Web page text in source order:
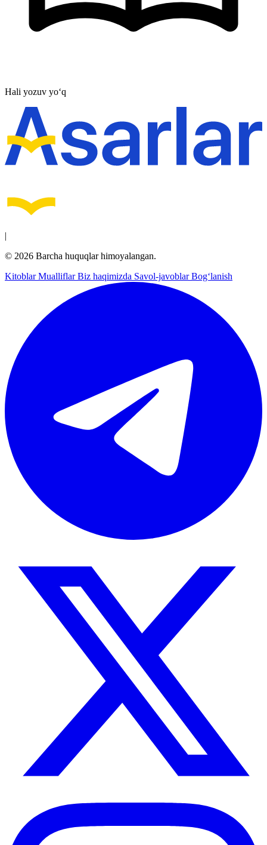
Hali yozuv yo‘q
|
© 2026 Barcha huquqlar himoyalangan.
KitoblarMualliflarBiz haqimizda Savol-javoblarBog‘lanish